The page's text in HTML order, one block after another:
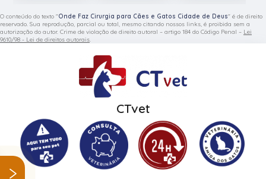
O conteúdo do texto "Onde Faz Cirurgia para Cães e Gatos Cidade de Deus" é de direito
reservado. Sua reprodução, parcial ou total, mesmo citando nossos links, é proibida sem a
autorização do autor. Crime de violação de direito autoral – artigo 184 do Código Penal – Lei
9610/98 - Lei de direitos autorais.
CTvet